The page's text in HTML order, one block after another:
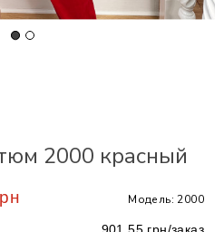
2000 красный
Модель: 2000